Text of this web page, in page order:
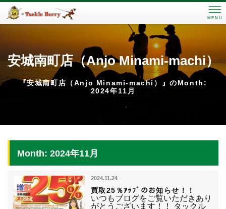
MENU
安城南町店（Anjo Minami-machi）
『安城南町店（Anjo Minami-machi）』のMonth:
2024年11月
Month: 2024年11月
2024.11.24
買取25％ｱｯﾌﾟのお知らせ！！
いつもブログをご覧いただきあり
がとうございます！！ タックル